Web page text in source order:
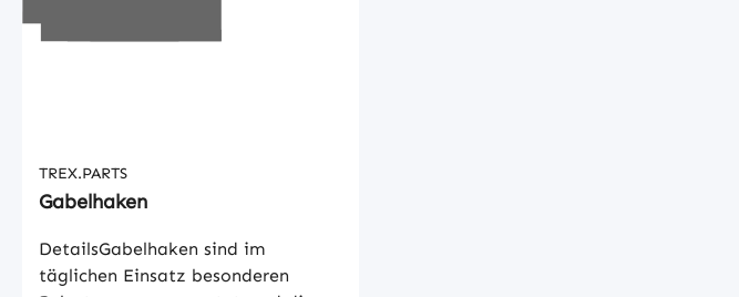
TREX.PARTS
Gabelhaken
DetailsGabelhaken sind im
täglichen Einsatz besonderen